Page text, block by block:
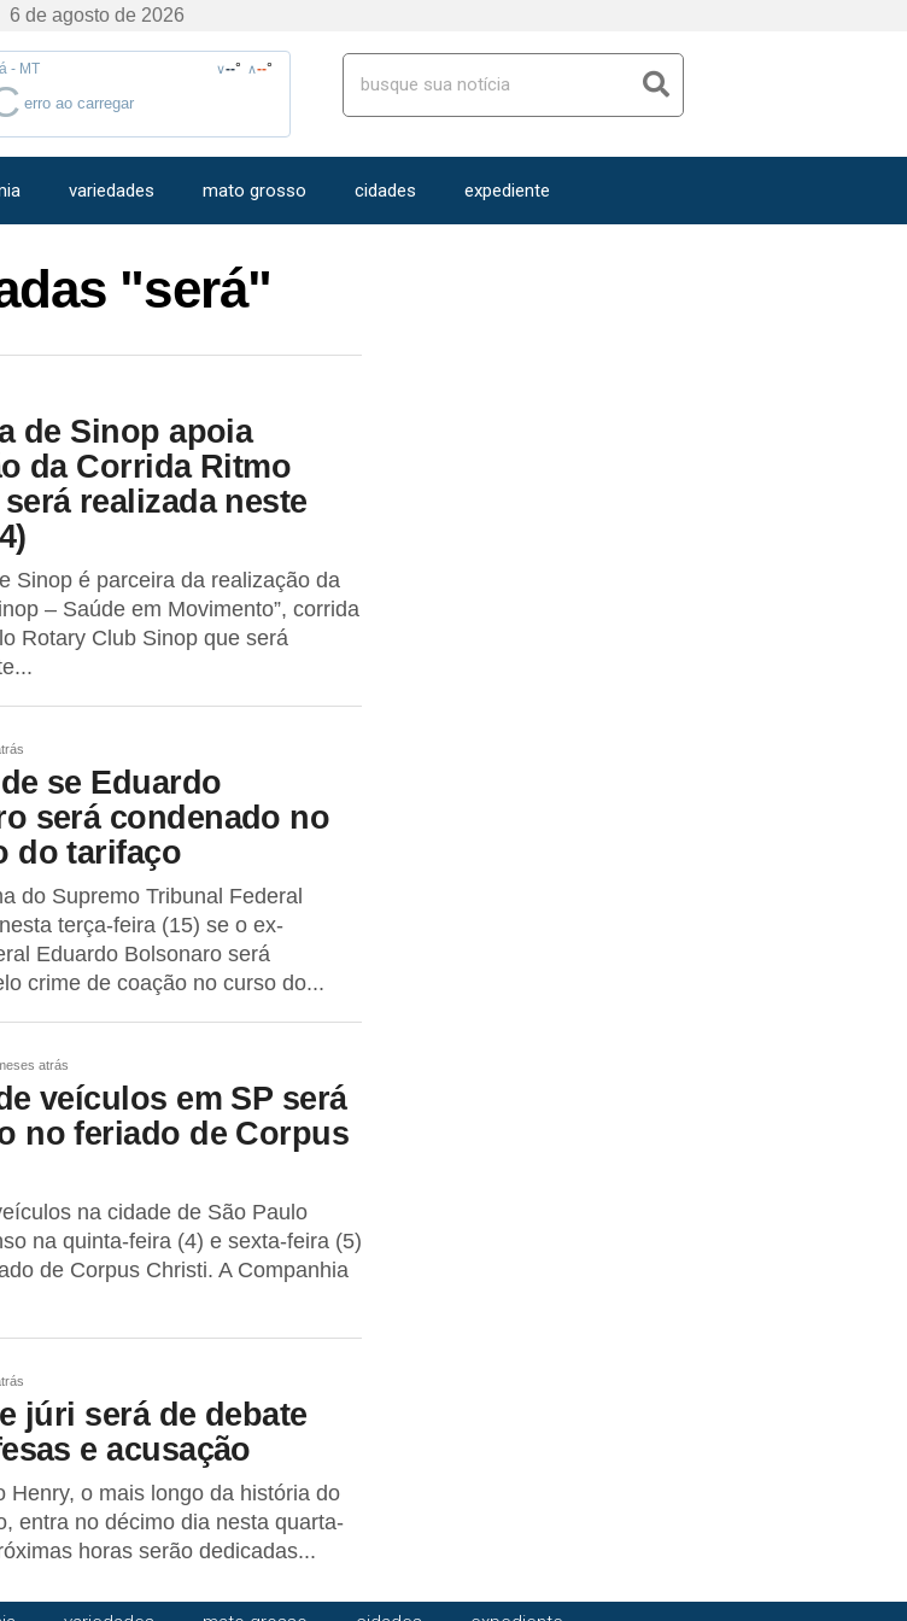
- MT ∨--° ∧--°
erro ao carregar
variedades mato grosso cidades expediente
6 de agosto de 2026
"será"
de Sinop apoia
da Corrida Ritmo
realizada neste
Sinop é parceira da realização da
– Saúde em Movimento”, corrida
Rotary Club Sinop que será
se Eduardo
será condenado no
do tarifaço
do Supremo Tribunal Federal
terça-feira (15) se o ex-
Eduardo Bolsonaro será
crime de coação no curso do...
atrás
veículos em SP será
no feriado de Corpus
na cidade de São Paulo
na quinta-feira (4) e sexta-feira (5)
de Corpus Christi. A Companhia
júri será de debate
e acusação
Henry, o mais longo da história do
entra no décimo dia nesta quarta-
horas serão dedicadas...